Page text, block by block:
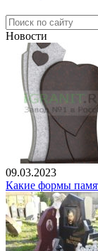
Новости
09.03.2023
Какие формы